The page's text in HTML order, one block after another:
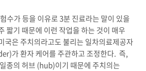
수가 등을 이유로 3분 진료라는 말이 있을
짧기 때문에 이런 작업을 하는 것이 매우
국은 주치의라고도 불리는 일차의료제공자
가 환자 케어를 주관하고 조정한다. 즉,
종의 허브 (hub)이기 때문에 주치의는